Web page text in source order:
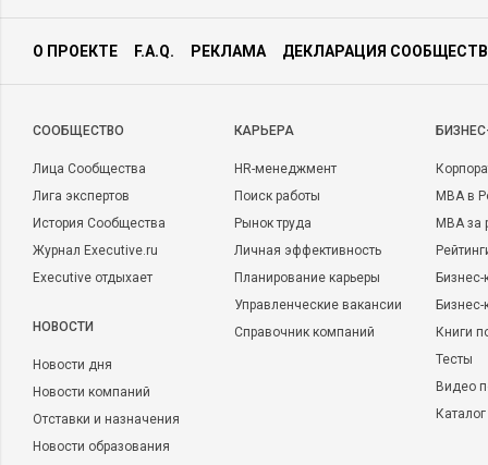
О ПРОЕКТЕ F.A.Q. РЕКЛАМА ДЕКЛАРАЦИЯ
CООБЩЕСТВО
Лица Сообщества
Лига экспертов
История Сообщества
Журнал Executive.ru
Executive отдыхает
НОВОСТИ
Новости дня
Новости компаний
Отставки и назначения
Новости образования
КАРЬЕРА
HR-менеджмент
Поиск работы
Рынок труда
Личная эффективность
Планирование карьеры
Управленческие вакансии
Справочник компаний
MBA в
MBA
Бизнес-
Книги
Тесты
Видео